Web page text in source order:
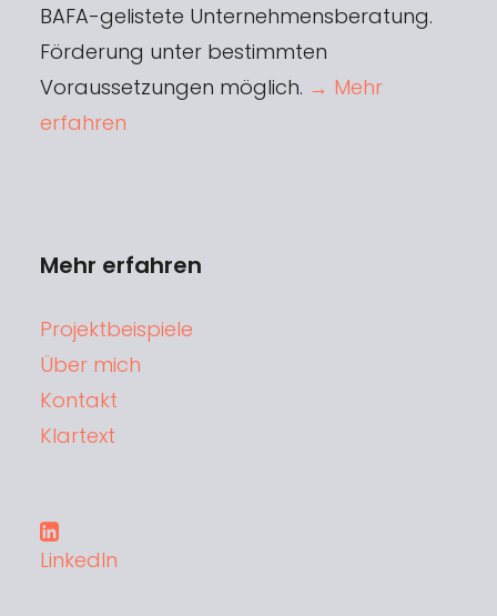
BAFA-gelistete Unternehmensberatung.
Förderung unter bestimmten
Voraussetzungen möglich. → Mehr
erfahren
Mehr erfahren
Projektbeispiele
Über mich
Kontakt
Klartext
LinkedIn